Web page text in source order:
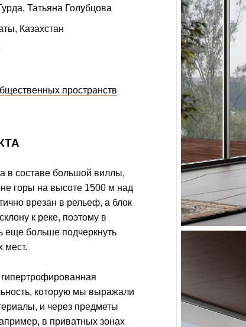
Татьяна Голубцова
Казахстан
пространств
в составе большой виллы,
горы на высоте 1500 м над
врезан в рельеф, а блок
к реке, поэтому в
еще больше подчеркнуть
мест.
которую мы выражали
и через предметы
в приватных зонах